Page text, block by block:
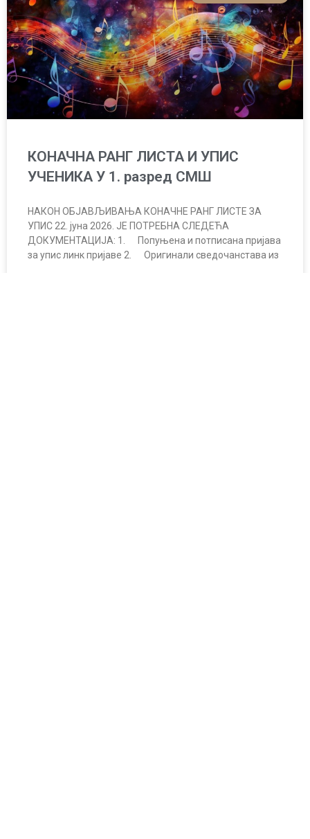
КОНАЧНА РАНГ ЛИСТА И УПИС
УЧЕНИКА У 1. разред СМШ
НАКОН ОБЈАВЉИВАЊА КОНАЧНЕ РАНГ ЛИСТЕ ЗА
УПИС 22. јуна 2026. ЈЕ ПОТРЕБНА СЛЕДЕЋА
ДОКУМЕНТАЦИЈА: 1. Попуњена и потписана пријава
за упис линк пријаве 2. Оригинали сведочанстава из